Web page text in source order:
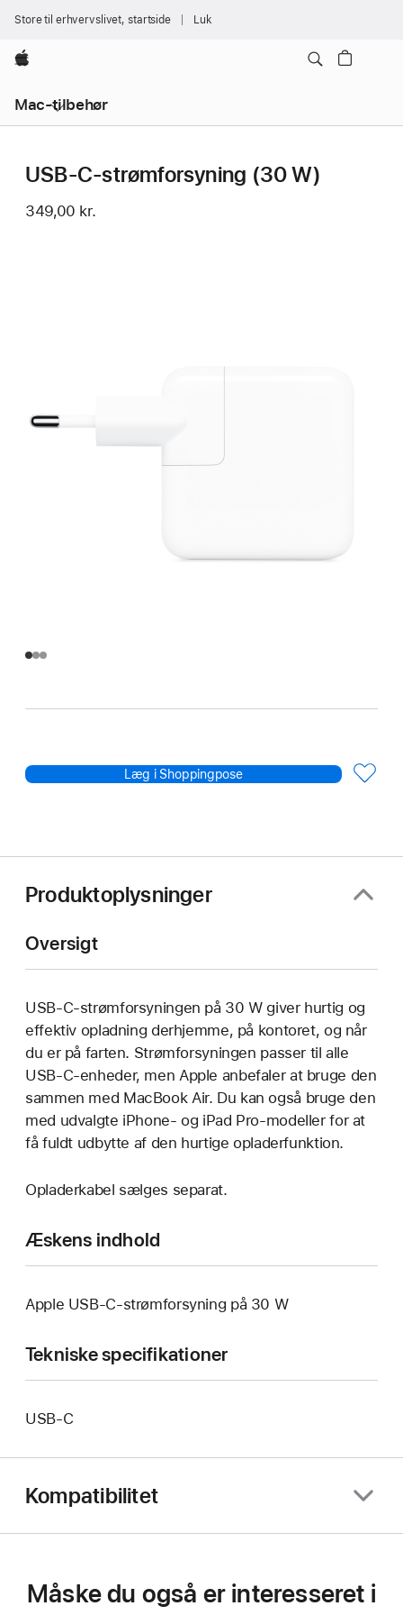
Store til erhvervslivet, startside Luk
Apple
Mac-tilbehør
USB-C-strømforsyning (30 W)
349,00 kr.
Læg i Shoppingpose
Produktoplysninger
Oversigt
USB-C-strømforsyningen på 30 W giver hurtig og
effektiv opladning derhjemme, på kontoret, og når
du er på farten. Strømforsyningen passer til alle
USB-C-enheder, men Apple anbefaler at bruge den
sammen med MacBook Air. Du kan også bruge den
med udvalgte iPhone- og iPad Pro-modeller for at
få fuldt udbytte af den hurtige opladerfunktion.
Opladerkabel sælges separat.
Æskens indhold
Apple USB-C-strømforsyning på 30 W
Tekniske specifikationer
USB‑C
Kompatibilitet
Måske du også er interesseret i